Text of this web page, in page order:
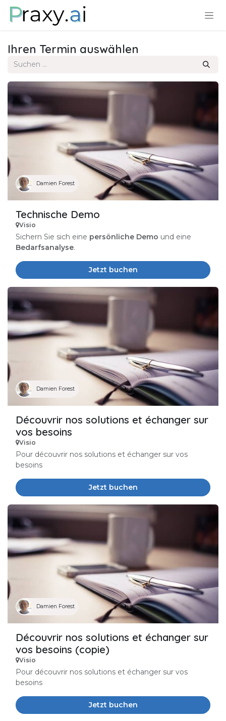
Zum Inhalt springen
Ihren Termin auswählen
Damien Forest
Technische Demo
Visio
Sichern Sie sich eine persönliche Demo und eine
Bedarfsanalyse.
Jetzt buchen
Damien Forest
Découvrir nos solutions et échanger sur
vos besoins
Visio
Pour découvrir nos solutions et échanger sur vos
besoins
Jetzt buchen
Damien Forest
Découvrir nos solutions et échanger sur
vos besoins (copie)
Visio
Pour découvrir nos solutions et échanger sur vos
besoins
Jetzt buchen